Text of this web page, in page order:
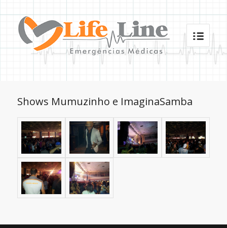
Shows Mumuzinho e ImaginaSamba